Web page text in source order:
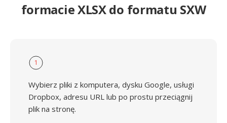
formacie XLSX do formatu SXW
1
Wybierz pliki z komputera, dysku Google, usługi
Dropbox, adresu URL lub po prostu przeciągnij
plik na stronę.